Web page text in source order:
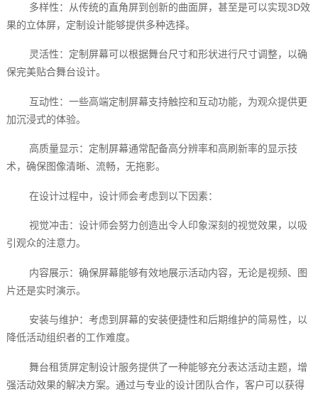
多样性：从传统的直角屏到创新的曲面屏，甚至是可以实现3D效
果的立体屏，定制设计能够提供多种选择。
灵活性：定制屏幕可以根据舞台尺寸和形状进行尺寸调整，以确
保完美贴合舞台设计。
互动性：一些高端定制屏幕支持触控和互动功能，为观众提供更
加沉浸式的体验。
高质量显示：定制屏幕通常配备高分辨率和高刷新率的显示技
术，确保图像清晰、流畅，无拖影。
在设计过程中，设计师会考虑到以下因素：
视觉冲击：设计师会努力创造出令人印象深刻的视觉效果，以吸
引观众的注意力。
内容展示：确保屏幕能够有效地展示活动内容，无论是视频、图
片还是实时演示。
安装与维护：考虑到屏幕的安装便捷性和后期维护的简易性，以
降低活动组织者的工作难度。
舞台租赁屏定制设计服务提供了一种能够充分表达活动主题，增
强活动效果的解决方案。通过与专业的设计团队合作，客户可以获得